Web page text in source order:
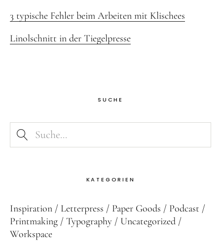
3 typische Fehler beim Arbeiten mit Klischees
Linolschnitt in der Tiegelpresse
SUCHE
KATEGORIEN
Inspiration Letterpress Paper Goods
Podcast
Printmaking
Typography
Uncategorized
Workspace